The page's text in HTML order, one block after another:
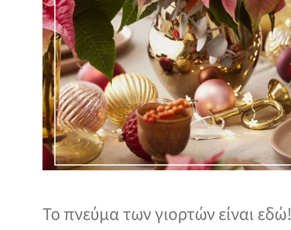
Το πνεύμα των γιορτών είναι εδώ!